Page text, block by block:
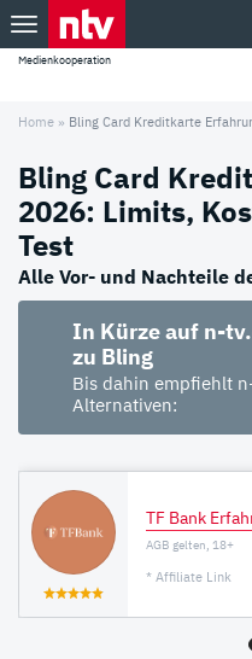
Medienkooperation
Home » Bling Card Kreditkarte
Bling Card
2026: Limits,
Test
Alle Vor- und Nachteile
In Kürze auf n-
zu Bling
Bis dahin empfiehlt
Alternativen:
TF Bank
AGB gelten, 18+
* Affiliate Link